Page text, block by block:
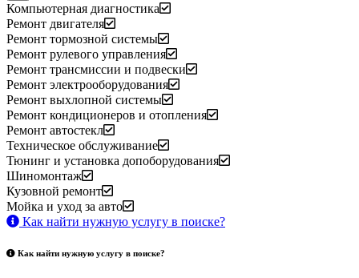
Компьютерная диагностика
Ремонт двигателя
Ремонт тормозной системы
Ремонт рулевого управления
Ремонт трансмиссии и подвески
Ремонт электрооборудования
Ремонт выхлопной системы
Ремонт кондиционеров и отопления
Ремонт автостекл
Техническое обслуживание
Тюнинг и установка допоборудования
Шиномонтаж
Кузовной ремонт
Мойка и уход за авто
Как найти нужную услугу в поиске?
Как найти нужную услугу в поиске?